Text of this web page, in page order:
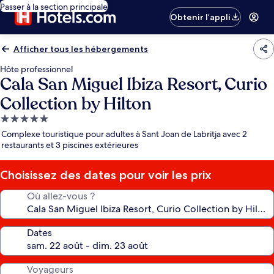
Passer à la section principale
Obtenir l’appli
Afficher tous les hébergements
Hôte professionnel
Cala San Miguel Ibiza Resort, Curio
Collection by Hilton
Hébergement
5.0 étoiles
Complexe touristique pour adultes à Sant Joan de Labritja avec 2
restaurants et 3 piscines extérieures
Choisissez des dates pour voir les prix
Où allez-vous ?
Dates
Voyageurs